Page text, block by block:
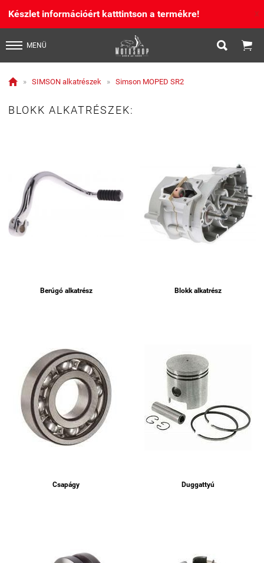
Készlet információért katttintson a termékre! X
MENÜ  
 » SIMSON alkatrészek » Simson MOPED SR2
BLOKK ALKATRÉSZEK:
Berúgó alkatrész Blokk alkatrész
Csapágy Duggattyú